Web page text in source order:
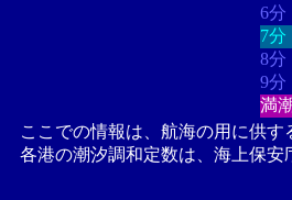
6分
7分
8分
9分
満潮
ここでの情報は、航海の用に供
各港の潮汐調和定数は、海上保